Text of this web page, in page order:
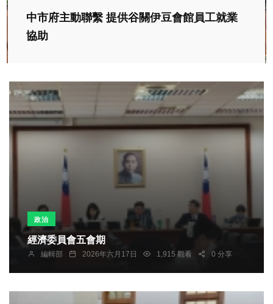
中市府主動聯繫 提供谷關伊豆會館員工就業
協助
政治
經濟委員會五會期
編輯部 2026年六月17日 1,915 觀看 0 分享